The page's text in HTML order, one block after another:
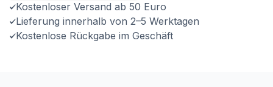
Kostenloser Versand ab 50 Euro
Lieferung innerhalb von 2–5 Werktagen
Kostenlose Rückgabe im Geschäft